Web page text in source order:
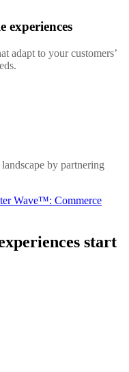
experiences
adapt to your customers’
by partnering
Wave™: Commerce
start